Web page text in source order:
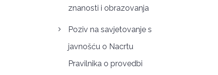
znanosti i obrazovanja
Poziv na savjetovanje s
javnošću o Nacrtu
Pravilnika o provedbi